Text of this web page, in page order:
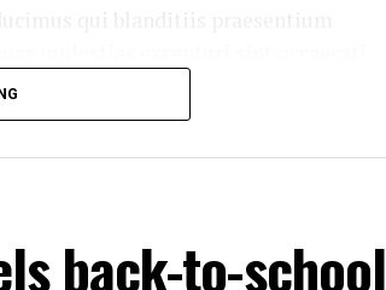
deserunt mollitia animi, id est
nulla pariatur.
back-to-school